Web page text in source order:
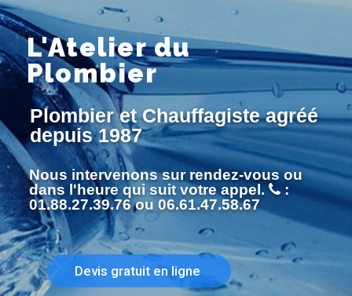
Devis gratuit en ligne
L'Atelier du
Plombier
Plombier et Chauffagiste agréé
depuis 1987
Nous intervenons sur rendez-vous ou
dans l'heure qui suit votre appel.
:
01.88.27.39.76 ou 06.61.47.58.67